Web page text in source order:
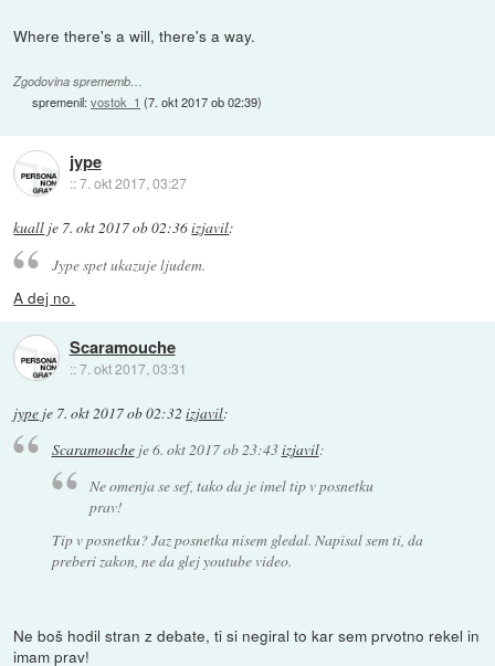
Where there's a will, there's a way.
Zgodovina sprememb…
spremenil:vostok_1 (7. okt 2017 ob 02:39)
jype
::7. okt 2017, 03:27
kuall je 7. okt 2017 ob 02:36izjavil:
Jype spet ukazuje ljudem.
A dej no.
Scaramouche
::7. okt 2017, 03:31
jype je 7. okt 2017 ob 02:32 izjavil:
Scaramoucheje6. okt 2017 ob 23:43izjavil:
Ne omenja se sef, tako da je imel tip v posnetku
prav!
Tip v posnetku? Jaz posnetka nisem gledal. Napisal sem ti, da
preberi zakon, ne da glej youtube video.
Ne boš hodil stran z debate, ti si negiral to kar sem prvotno rekel in
imam prav!